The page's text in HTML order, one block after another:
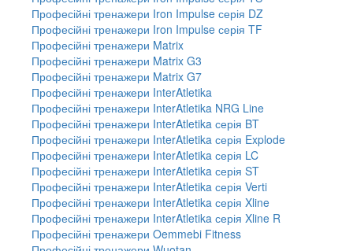
Професійні тренажери Iron Impulse серія DZ
Професійні тренажери Iron Impulse серія TF
Професійні тренажери Matrix
Професійні тренажери Matrix G3
Професійні тренажери Matrix G7
Професійні тренажери InterAtletika
Професійні тренажери InterAtletika NRG Line
Професійні тренажери InterAtletika серія BT
Професійні тренажери InterAtletika серія Explode
Професійні тренажери InterAtletika серія LC
Професійні тренажери InterAtletika серія ST
Професійні тренажери InterAtletika серія Verti
Професійні тренажери InterAtletika серія Xline
Професійні тренажери InterAtletika серія Xline R
Професійні тренажери Oemmebi Fitness